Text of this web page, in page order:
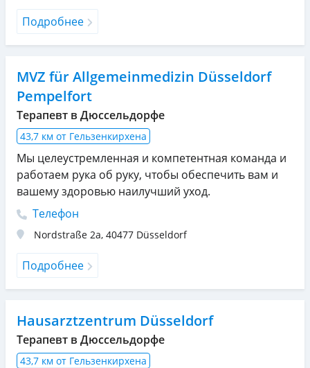
Подробнее
MVZ für Allgemeinmedizin Düsseldorf
Pempelfort
Терапевт в Дюссельдорфе
43,7 км от Гельзенкирхена
Мы целеустремленная и компетентная команда и
работаем рука об руку, чтобы обеспечить вам и
вашему здоровью наилучший уход.
Телефон
Nordstraße 2a, 40477 Düsseldorf
Подробнее
Hausarztzentrum Düsseldorf
Терапевт в Дюссельдорфе
43,7 км от Гельзенкирхена